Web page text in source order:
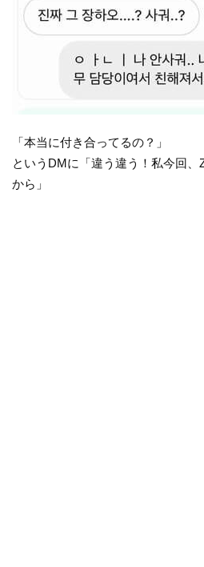
「本当に付き合ってるの？」
というDMに「違う違う！私今回、
から」